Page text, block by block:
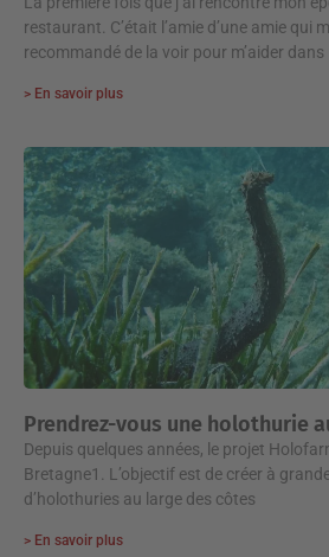
restaurant. C’était l’amie d’une amie qui
recommandé de la voir pour m’aider dans
> En savoir plus
Prendrez-vous une holothurie
Depuis quelques années, le projet
Bretagne1. L’objectif est de créer à
d’holothuries au large des côtes
> En savoir plus